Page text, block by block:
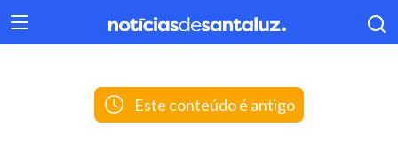
404
Este conteúdo é antigo